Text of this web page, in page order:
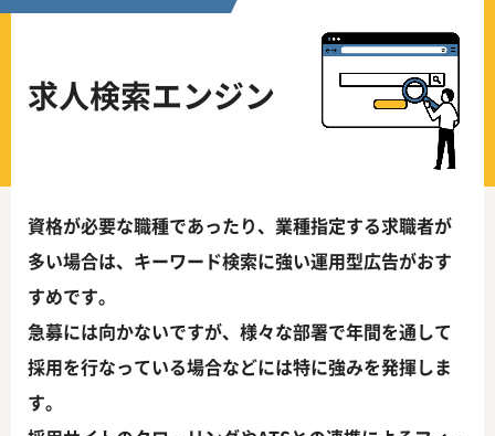
求人検索エンジン
資格が必要な職種であったり、業種指定する求職者が
多い場合は、キーワード検索に強い運用型広告がおす
すめです。
急募には向かないですが、様々な部署で年間を通して
採用を行なっている場合などには特に強みを発揮しま
す。